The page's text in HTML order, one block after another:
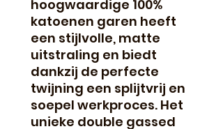
hoogwaardige 100%
katoenen garen heeft
een stijlvolle, matte
uitstraling en biedt
dankzij de perfecte
twijning een splijtvrij en
soepel werkproces. Het
unieke double gassed